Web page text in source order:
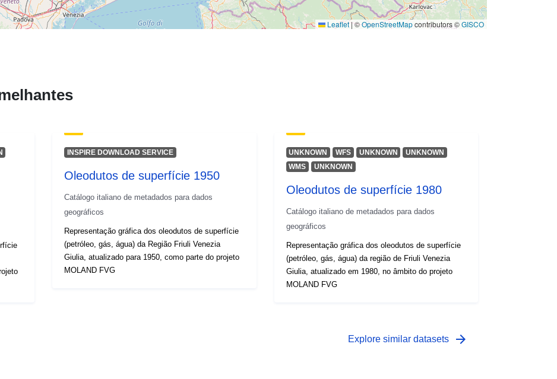
Leaflet|©OpenStreetMapcontributors ©GISCO
INSPIRE DOWNLOAD SERVICE
Oleodutos de superfície 1950
Catálogo italiano de metadados para dados
geográficos
Representação gráfica dos oleodutos de superfície
(petróleo, gás, água) da Região Friuli Venezia
Giulia, atualizado para 1950, como parte do projeto
MOLAND FVG
UNKNOWN WFS UNKNOWN
UNKNOWN
WMS
UNKNOWN
Oleodutos de superfície 1980
Catálogo italiano de metadados para dados
geográficos
Representação gráfica dos oleodutos de superfície
(petróleo, gás, água) da região de Friuli Venezia
Giulia, atualizado em 1980, no âmbito do projeto
MOLAND FVG
Explore similar datasets arrow_forward